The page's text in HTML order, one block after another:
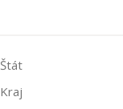
Štát
Kraj